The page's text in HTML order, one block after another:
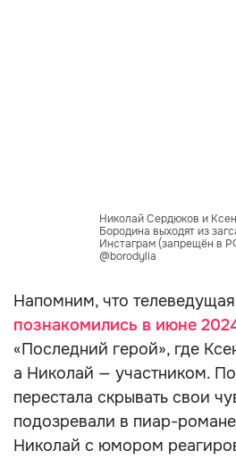
Николай Сердюков и
Бородина выходят из
Инстаграм (запрещён в
@borodylia
Напомним, что
познакомились в июне
«Последний герой», где
а Николай — участником.
перестала скрывать свои
подозревали в пиар-
Николай с юмором